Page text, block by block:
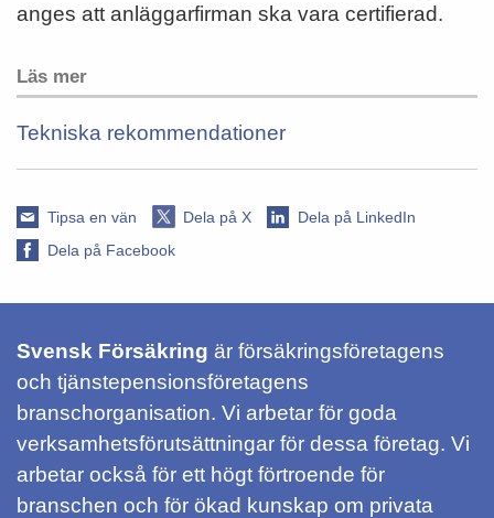
anges att anläggarfirman ska vara certifierad.
Läs mer
Tekniska rekommendationer
Tipsa en vän Dela på X
Dela på LinkedIn
Dela på Facebook
Svensk Försäkring är försäkringsföretagens
och tjänstepensionsföretagens
branschorganisation. Vi arbetar för goda
verksamhetsförutsättningar för dessa företag. Vi
arbetar också för ett högt förtroende för
branschen och för ökad kunskap om privata